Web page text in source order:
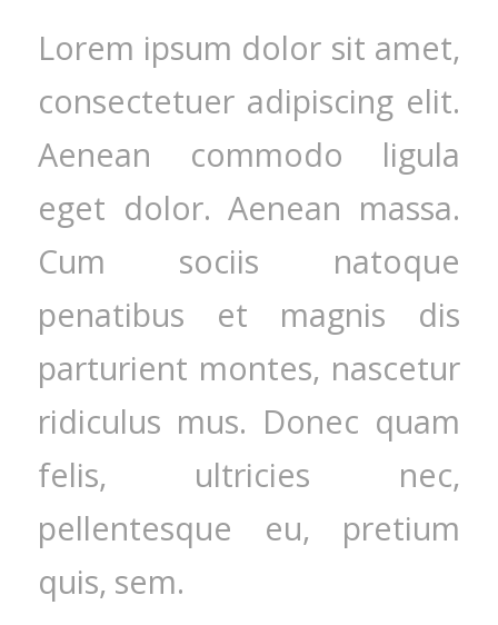
Lorem ipsum dolor sit amet,
consectetuer adipiscing elit.
Aenean commodo ligula
eget dolor. Aenean massa.
Cum sociis natoque
penatibus et magnis dis
parturient montes, nascetur
ridiculus mus. Donec quam
felis, ultricies nec,
pellentesque eu, pretium
quis, sem.